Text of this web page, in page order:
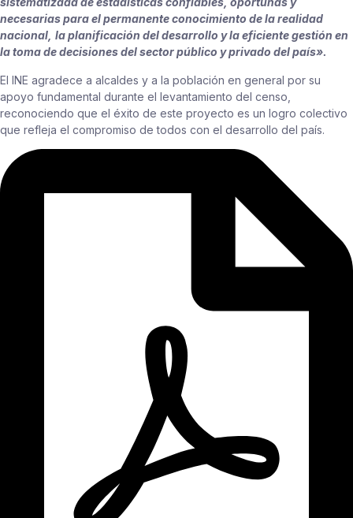
necesarias para el permanente conocimiento de la realidad
nacional, la planificación del desarrollo y la eficiente gestión en
la toma de decisiones del sector público y privado del país».
El INE agradece a alcaldes y a la población en general por su
apoyo fundamental durante el levantamiento del censo,
reconociendo que el éxito de este proyecto es un logro colectivo
que refleja el compromiso de todos con el desarrollo del país.